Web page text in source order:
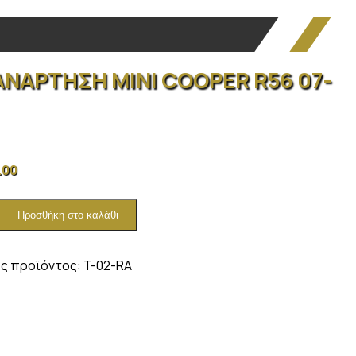
MINI COOPER R56 07-
Προσθήκη στο καλάθι
προϊόντος: T-02-RA